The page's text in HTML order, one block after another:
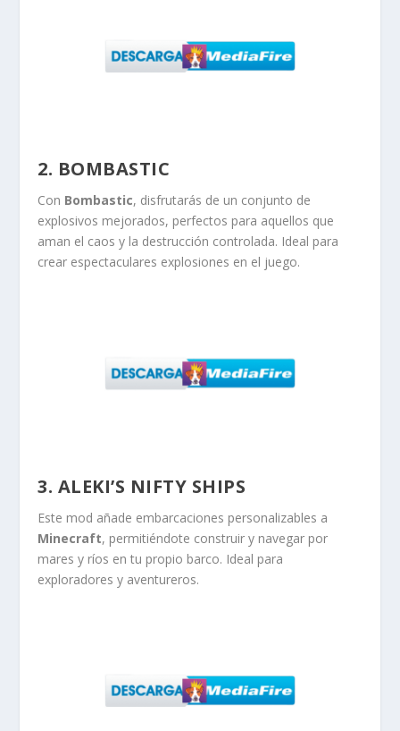
2. BOMBASTIC
Con Bombastic, disfrutarás de un conjunto de
explosivos mejorados, perfectos para aquellos que
aman el caos y la destrucción controlada. Ideal para
crear espectaculares explosiones en el juego.
3. ALEKI’S NIFTY SHIPS
Este mod añade embarcaciones personalizables a
Minecraft, permitiéndote construir y navegar por
mares y ríos en tu propio barco. Ideal para
exploradores y aventureros.